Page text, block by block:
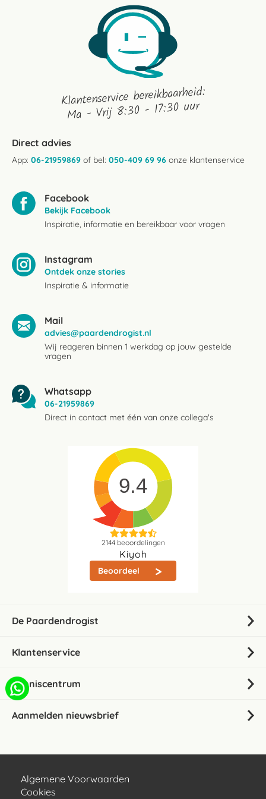
Klantenservice bereikbaarheid:
Ma - Vrij 8:30 - 17:30 uur
Direct advies
App: 06-21959869 of bel: 050-409 69 96 onze klantenservice
Facebook
Bekijk Facebook
Inspiratie, informatie en bereikbaar voor vragen
Instagram
Ontdek onze stories
Inspiratie & informatie
Mail
advies@paardendrogist.nl
Wij reageren binnen 1 werkdag op jouw gestelde
vragen
Whatsapp
06-21959869
Direct in contact met één van onze collega's
9.4
2144beoordelingen
Kiyoh
Beoordeel
De Paardendrogist
Klantenservice
Kenniscentrum
Aanmelden nieuwsbrief
Algemene Voorwaarden
Cookies